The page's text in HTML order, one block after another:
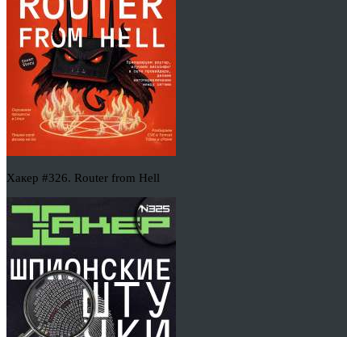
Хакер #326. Router from Hell